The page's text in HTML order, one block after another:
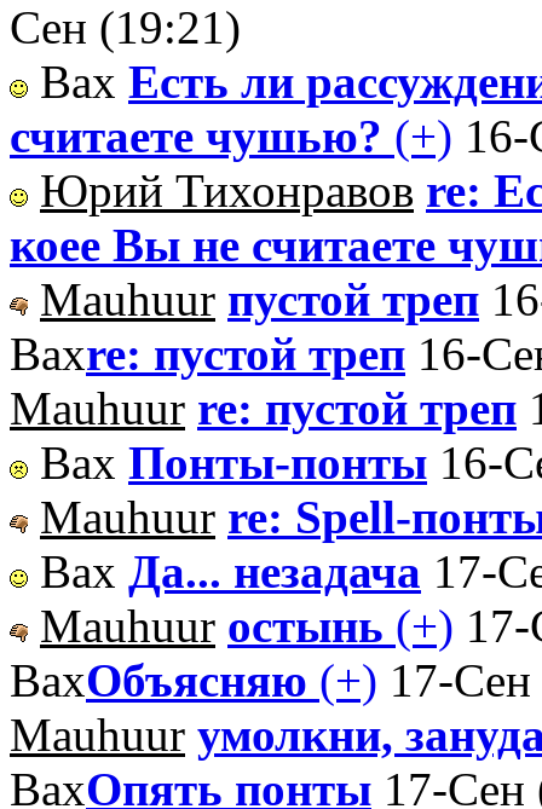
Сен (19:21)
Вах Есть ли
считаете чушью? (+)
Юрий Тихонравов re:
коее Вы не считаете
Mauhuur пустой треп
Вахre: пустой треп 16-
Mauhuur re: пустой треп
Вах Понты-понты 16-
Mauhuur re: Spell-
Вах Да... незадача 17-
Mauhuur остынь (+)
ВахОбъясняю (+) 17-
Mauhuur умолкни,
ВахОпять понты 17-Сен